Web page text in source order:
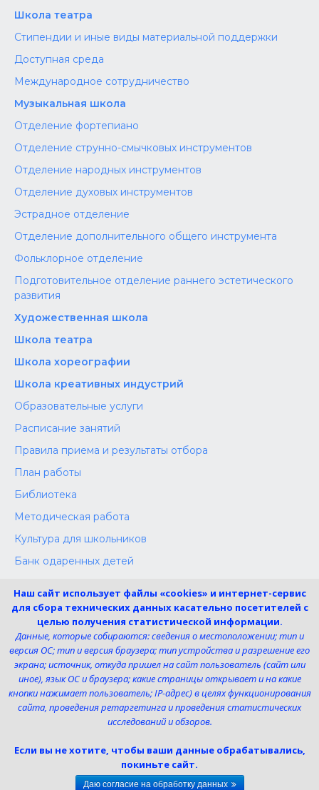
Школа театра
Стипендии и иные виды материальной поддержки
Доступная среда
Международное сотрудничество
Музыкальная школа
Отделение фортепиано
Отделение струнно-смычковых инструментов
Отделение народных инструментов
Отделение духовых инструментов
Эстрадное отделение
Отделение дополнительного общего инструмента
Фольклорное отделение
Подготовительное отделение раннего эстетического
развития
Художественная школа
Школа‌‌‌‌ театра
Школа хореографии
Школа креативных индустрий
Образовательные услуги
Расписание занятий
Правила приема и результаты отбора
План работы
Библиотека
Методическая работа
Культура для школьников
Банк одаренных детей
Независимая оценка
Меры поддержки участников СВО
Телефон:
8 (4725) 240725
Электронная почта:
uk-dshi1@belgov.ru
Наш сайт использует файлы «cookies» и интернет-сервис
для сбора технических данных касательно посетителей с
целью получения статистической информации.
Данные, которые собираются: сведения о местоположении; тип и
версия ОС; тип и версия браузера; тип устройства и разрешение его
экрана; источник, откуда пришел на сайт пользователь (сайт или
иное), язык ОС и браузера; какие страницы открывает и на какие
кнопки нажимает пользователь; IP-адрес) в целях функционирования
сайта, проведения ретаргетинга и проведения статистических
исследований и обзоров.
Если вы не хотите, чтобы ваши данные обрабатывались,
покиньте сайт.
Даю согласие на обработку данных